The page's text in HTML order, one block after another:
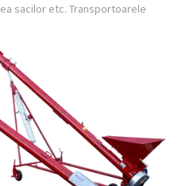
sacilor etc. Transportoarele